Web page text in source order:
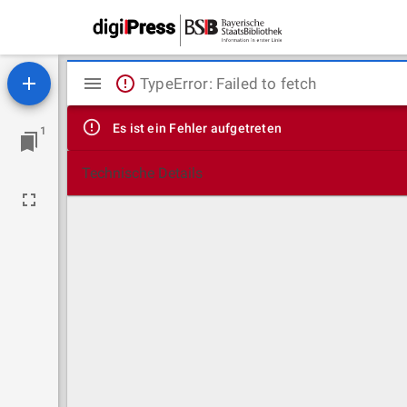
1
Mirador
Viewer
TypeError: Failed to fetch
Es ist ein Fehler aufgetreten
Technische Details